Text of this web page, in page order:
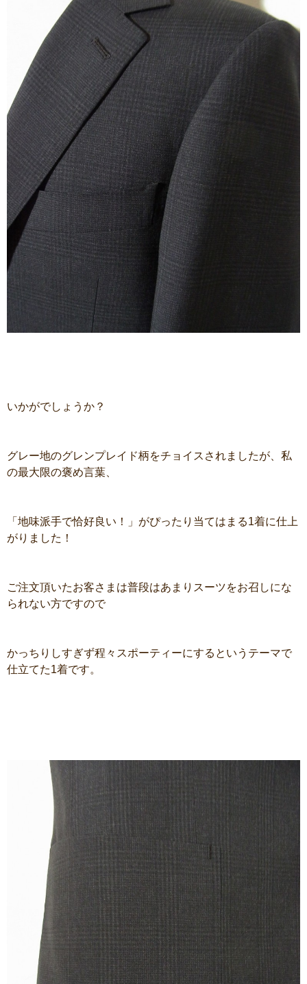
いかがでしょうか？
グレー地のグレンプレイド柄をチョイスされましたが、私
の最大限の褒め言葉、
「地味派手で恰好良い！」がぴったり当てはまる1着に仕上
がりました！
ご注文頂いたお客さまは普段はあまりスーツをお召しにな
られない方ですので
かっちりしすぎず程々スポーティーにするというテーマで
仕立てた1着です。